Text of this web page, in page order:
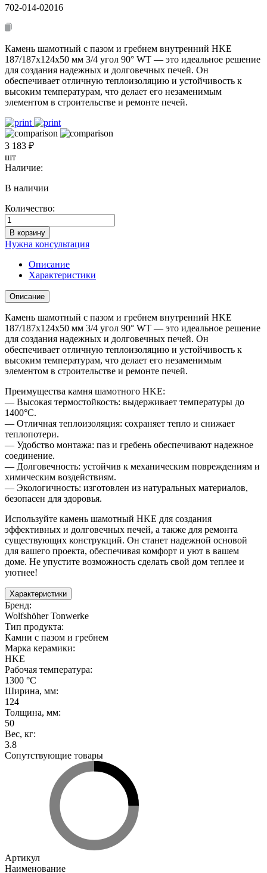
702-014-02016
Камень шамотный с пазом и гребнем внутренний HKE
187/187x124x50 мм 3/4 угол 90° WT — это идеальное решение
для создания надежных и долговечных печей. Он
обеспечивает отличную теплоизоляцию и устойчивость к
высоким температурам, что делает его незаменимым
элементом в строительстве и ремонте печей.
3 183 ₽
шт
Наличие:
В наличии
Количество:
Количество
товара
Камень
шамотный
пазом
гребнем
внутренний
HKE
187/187x124x50
мм
3/4
угол
90°
В корзину
Нужна консультация
Описание
Характеристики
Описание
Камень шамотный с пазом и гребнем внутренний HKE
187/187x124x50 мм 3/4 угол 90° WT — это идеальное решение
для создания надежных и долговечных печей. Он
обеспечивает отличную теплоизоляцию и устойчивость к
высоким температурам, что делает его незаменимым
элементом в строительстве и ремонте печей.
Преимущества камня шамотного HKE:
— Высокая термостойкость: выдерживает температуры до
1400°C.
— Отличная теплоизоляция: сохраняет тепло и снижает
теплопотери.
— Удобство монтажа: паз и гребень обеспечивают надежное
соединение.
— Долговечность: устойчив к механическим повреждениям и
химическим воздействиям.
— Экологичность: изготовлен из натуральных материалов,
безопасен для здоровья.
Используйте камень шамотный HKE для создания
эффективных и долговечных печей, а также для ремонта
существующих конструкций. Он станет надежной основой
для вашего проекта, обеспечивая комфорт и уют в вашем
доме. Не упустите возможность сделать свой дом теплее и
уютнее!
Характеристики
Бренд:
Wolfshöher Tonwerke
Тип продукта:
Камни с пазом и гребнем
Марка керамики:
HKE
Рабочая температура:
1300 °С
Ширина, мм:
124
Толщина, мм:
50
Вес, кг:
3.8
Сопутствующие товары
Артикул
Наименование